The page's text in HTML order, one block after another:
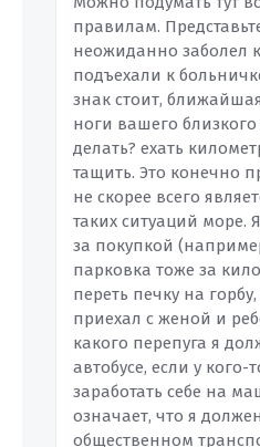
правилам.
неожиданно заболел
подъехали к
знак стоит,
ноги вашего
делать? ехать
тащить. Это конечно
не скорее всего
таких ситуаций море.
за покупкой
парковка тоже за
переть печку на
приехал с женой и
какого перепуга я
автобусе, если у кого-
заработать себе на
означает, что я
общественном